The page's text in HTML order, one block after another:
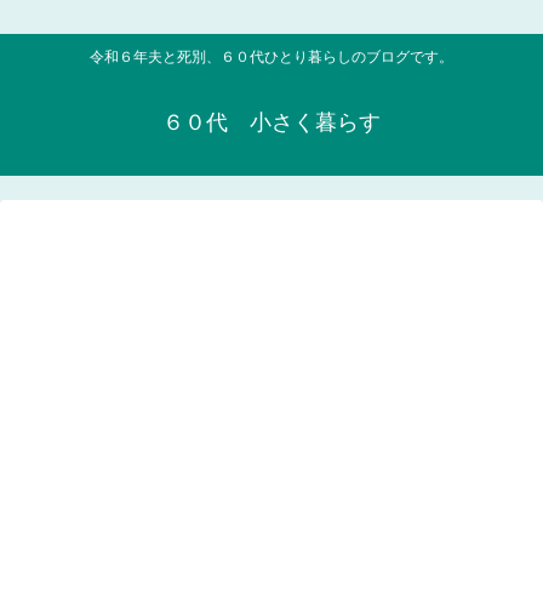
令和６年夫と死別、６０代ひとり暮らしのブログです。
６０代 小さく暮らす